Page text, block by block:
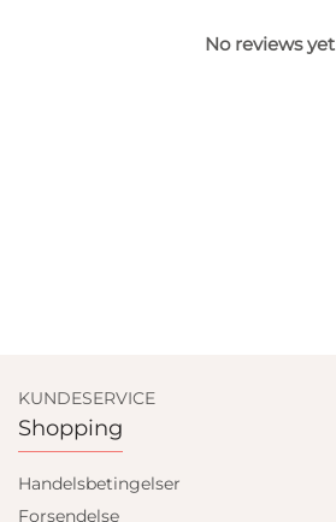
No reviews yet
KUNDESERVICE
Shopping
Handelsbetingelser
Forsendelse